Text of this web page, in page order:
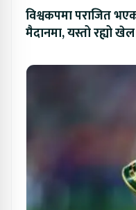
विश्वकपमा पराजित
मैदानमा, यस्तो रह्यो खेल